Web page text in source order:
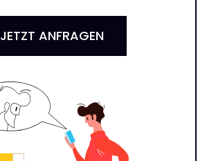
JETZT ANFRAGEN